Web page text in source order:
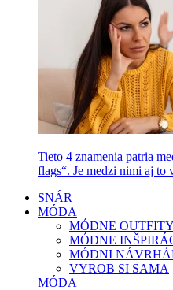
Tieto 4 znamenia patria
flags“. Je medzi nimi aj to
SNÁR
MÓDA
MÓDNE OUTFITY
MÓDNE
MÓDNI
VYROB SI SAMA
MÓDA